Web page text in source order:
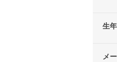
生
メ